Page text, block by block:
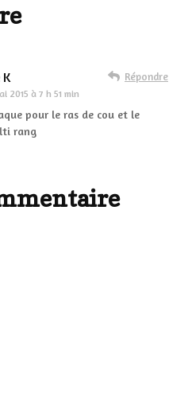
2015 à 7 h 51 min
Répondre
pour le ras de cou et le
rang